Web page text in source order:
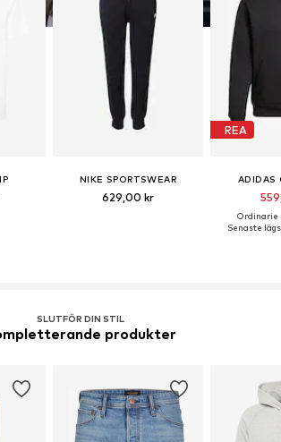
NIKE SPORTSWEAR
629,00 kr
REA
ADIDAS
Ordinarie
Senaste
SLUTFÖR DIN STIL
produkter